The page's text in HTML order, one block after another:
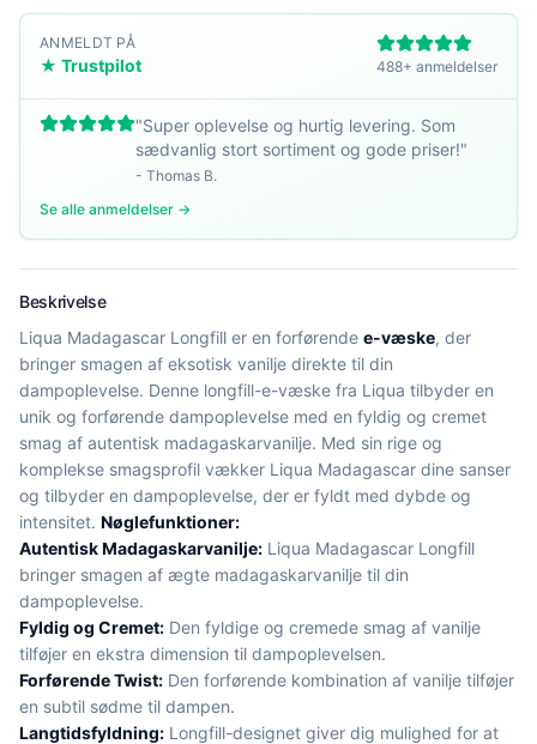
ANMELDT PÅ
★ Trustpilot 488+ anmeldelser
"Super oplevelse og hurtig levering. Som
sædvanlig stort sortiment og gode priser!"
- Thomas B.
Se alle anmeldelser →
Beskrivelse
Liqua Madagascar Longfill er en forførende e-væske, der
bringer smagen af eksotisk vanilje direkte til din
dampoplevelse. Denne longfill-e-væske fra Liqua tilbyder en
unik og forførende dampoplevelse med en fyldig og cremet
smag af autentisk madagaskarvanilje. Med sin rige og
komplekse smagsprofil vækker Liqua Madagascar dine sanser
og tilbyder en dampoplevelse, der er fyldt med dybde og
intensitet. Nøglefunktioner:
Autentisk Madagaskarvanilje: Liqua Madagascar Longfill
bringer smagen af ægte madagaskarvanilje til din
dampoplevelse.
Fyldig og Cremet: Den fyldige og cremede smag af vanilje
tilføjer en ekstra dimension til dampoplevelsen.
Forførende Twist: Den forførende kombination af vanilje tilføjer
en subtil sødme til dampen.
Langtidsfyldning: Longfill-designet giver dig mulighed for at